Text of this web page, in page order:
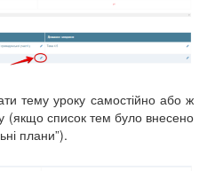
тему уроку самостійно або ж
(якщо список тем було внесено
плани”).